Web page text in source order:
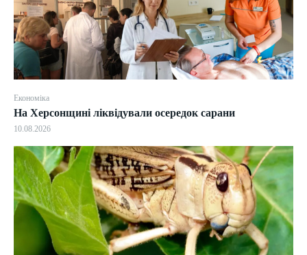
Економіка
На Херсонщині ліквідували осередок сарани
10.08.2026